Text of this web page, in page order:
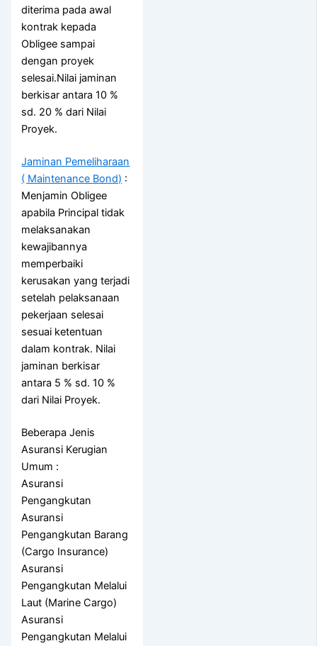
diterima pada awal
kontrak kepada
Obligee sampai
dengan proyek
selesai.Nilai jaminan
berkisar antara 10 %
sd. 20 % dari Nilai
Proyek.
Jaminan Pemeliharaan
( Maintenance Bond) :
Menjamin Obligee
apabila Principal tidak
melaksanakan
kewajibannya
memperbaiki
kerusakan yang terjadi
setelah pelaksanaan
pekerjaan selesai
sesuai ketentuan
dalam kontrak. Nilai
jaminan berkisar
antara 5 % sd. 10 %
dari Nilai Proyek.
Beberapa Jenis
Asuransi Kerugian
Umum :
Asuransi
Pengangkutan
Asuransi
Pengangkutan Barang
(Cargo Insurance)
Asuransi
Pengangkutan Melalui
Laut (Marine Cargo)
Asuransi
Pengangkutan Melalui